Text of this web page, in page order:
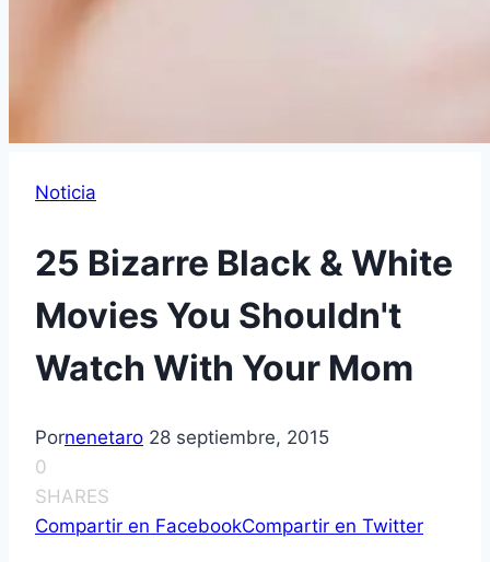
Noticia
25 Bizarre Black & White
Movies You Shouldn't
Watch With Your Mom
Pornenetaro 28 septiembre, 2015
0
SHARES
Compartir en FacebookCompartir en Twitter